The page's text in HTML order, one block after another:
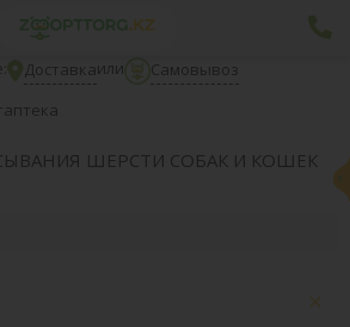
Доставкаили
Самовывоз
ШЕРСТИ СОБАК И КОШЕК